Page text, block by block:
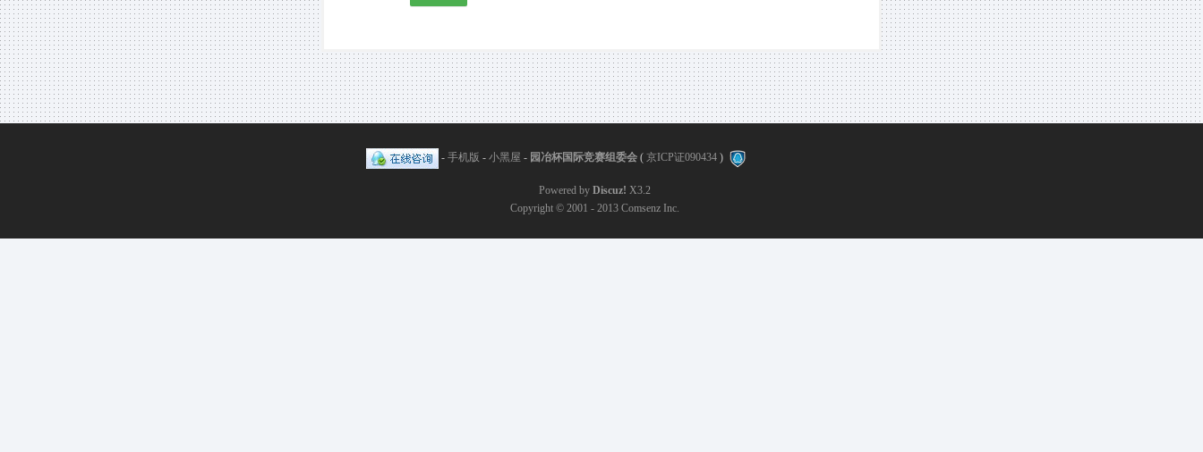
- 手机版 - 小黑屋 - 园冶杯国际竞赛组委会 ( 京ICP证090434 )
Powered by Discuz! X3.2
Copyright © 2001 - 2013 Comsenz Inc.